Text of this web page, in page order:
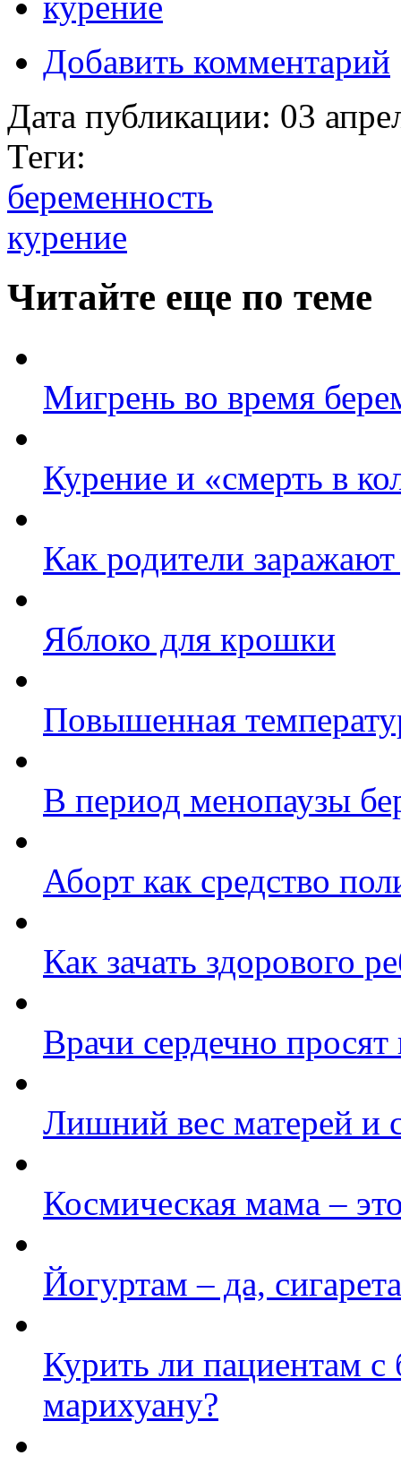
Добавить комментарий
Дата публикации: 03
Теги:
беременность
курение
Читайте еще по теме
Мигрень во время
Курение и «смерть в
Как родители
Яблоко для крошки
Повышенная
В период менопаузы
Аборт как средство
Как зачать здорового
Врачи сердечно просят
Лишний вес матерей и
Космическая мама –
Йогуртам – да,
Курить ли пациентам
марихуану?